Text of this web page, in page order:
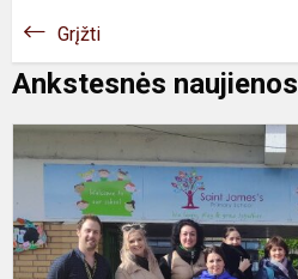
Grįžti
Ankstesnės naujienos